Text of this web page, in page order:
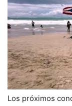
Los próximos